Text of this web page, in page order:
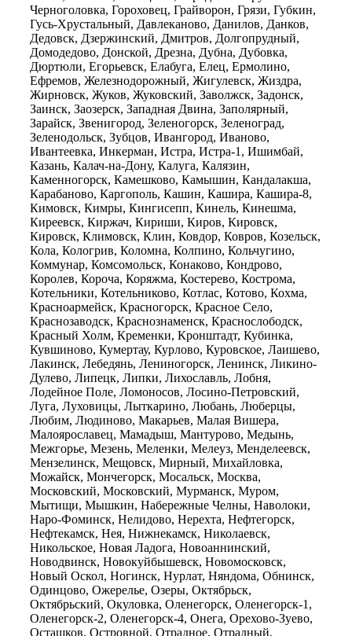
Черноголовка, Гороховец, Грайворон, Грязи, Губкин,
Гусь-Хрустальный, Давлеканово, Данилов, Данков,
Дедовск, Дзержинский, Дмитров, Долгопрудный,
Домодедово, Донской, Дрезна, Дубна, Дубовка,
Дюртюли, Егорьевск, Елабуга, Елец, Ермолино,
Ефремов, Железнодорожный, Жигулевск, Жиздра,
Жирновск, Жуков, Жуковский, Заволжск, Задонск,
Заинск, Заозерск, Западная Двина, Заполярный,
Зарайск, Звенигород, Зеленогорск, Зеленоград,
Зеленодольск, Зубцов, Ивангород, Иваново,
Ивантеевка, Инкерман, Истра, Истра-1, Ишимбай,
Казань, Калач-на-Дону, Калуга, Калязин,
Каменногорск, Камешково, Камышин, Кандалакша,
Карабаново, Каргополь, Кашин, Кашира, Кашира-8,
Кимовск, Кимры, Кингисепп, Кинель, Кинешма,
Киреевск, Киржач, Кириши, Киров, Кировск,
Кировск, Климовск, Клин, Ковдор, Ковров, Козельск,
Кола, Кологрив, Коломна, Колпино, Кольчугино,
Коммунар, Комсомольск, Конаково, Кондрово,
Королев, Короча, Коряжма, Костерево, Кострома,
Котельники, Котельниково, Котлас, Котово, Кохма,
Красноармейск, Красногорск, Красное Село,
Краснозаводск, Краснознаменск, Краснослободск,
Красный Холм, Кременки, Кронштадт, Кубинка,
Кувшиново, Кумертау, Курлово, Куровское, Лаишево,
Лакинск, Лебедянь, Лениногорск, Ленинск, Ликино-
Дулево, Липецк, Липки, Лихославль, Лобня,
Лодейное Поле, Ломоносов, Лосино-Петровский,
Луга, Луховицы, Лыткарино, Любань, Люберцы,
Любим, Людиново, Макарьев, Малая Вишера,
Малоярославец, Мамадыш, Мантурово, Медынь,
Межгорье, Мезень, Меленки, Мелеуз, Менделеевск,
Мензелинск, Мещовск, Мирный, Михайловка,
Можайск, Мончегорск, Мосальск, Москва,
Московский, Московский, Мурманск, Муром,
Мытищи, Мышкин, Набережные Челны, Наволоки,
Наро-Фоминск, Нелидово, Нерехта, Нефтегорск,
Нефтекамск, Нея, Нижнекамск, Николаевск,
Никольское, Новая Ладога, Новоаннинский,
Новодвинск, Новокуйбышевск, Новомосковск,
Новый Оскол, Ногинск, Нурлат, Няндома, Обнинск,
Одинцово, Ожерелье, Озеры, Октябрьск,
Октябрьский, Окуловка, Оленегорск, Оленегорск-1,
Оленегорск-2, Оленегорск-4, Онега, Орехово-Зуево,
Осташков, Островной, Отрадное, Отрадный,